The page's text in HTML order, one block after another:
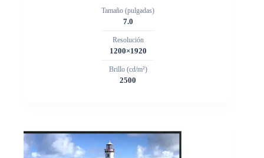
Tamaño (pulgadas)
7.0
Resolución
1200×1920
Brillo (cd/m²)
2500